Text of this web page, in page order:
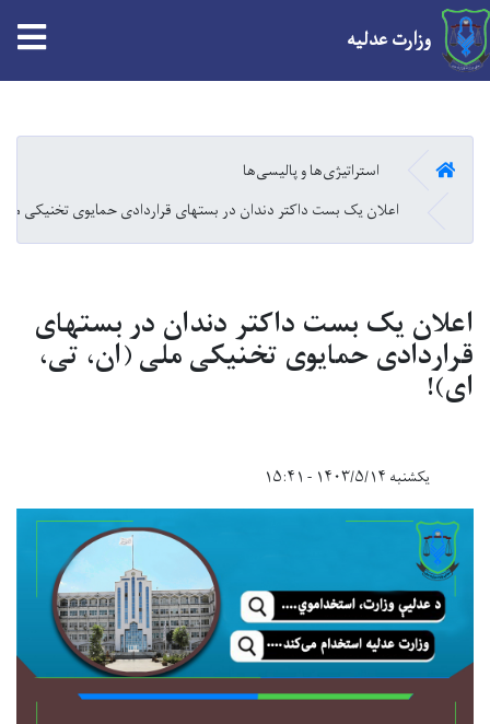
content
وزارت عدلیه
HOME
استراتیژی‌ها و پالیسی‌ها
اعلان یک بست داکتر دندان در بستهای قراردادی حمایوی تخنیکی
اعلان یک بست داکتر دندان در بستهای
قراردادی حمایوی تخنیکی ملی (ان، تی،
ای)!
یکشنبه ۱۴۰۳/۵/۱۴ - ۱۵:۴۱